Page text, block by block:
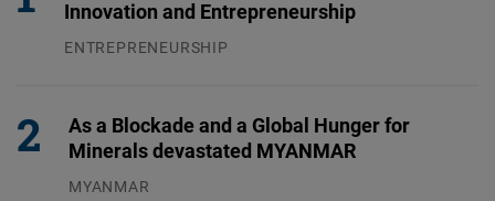
Innovation and Entrepreneurship
ENTREPRENEURSHIP
As a Blockade and a Global Hunger for
Minerals devastated MYANMAR
MYANMAR